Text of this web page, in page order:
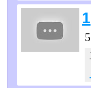
1